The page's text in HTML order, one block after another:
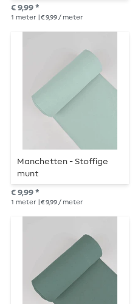
€ 9,99 *
1 meter | € 9,99 / meter
Manchetten - Stoffige
munt
€ 9,99 *
1 meter | € 9,99 / meter